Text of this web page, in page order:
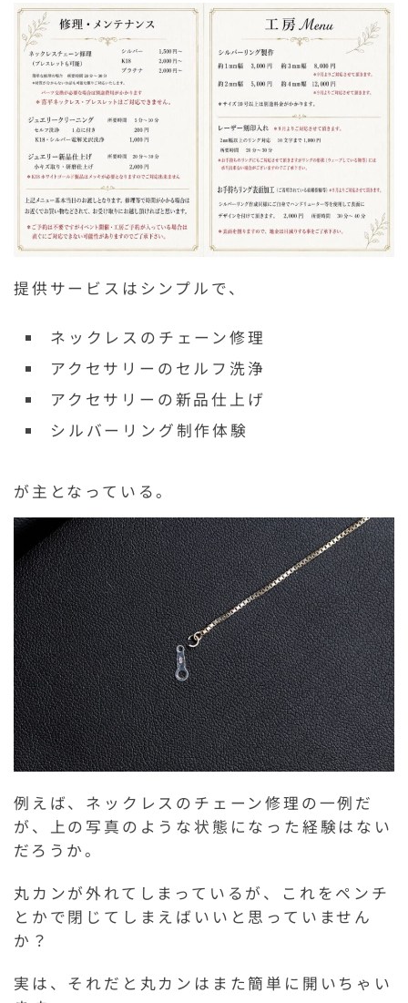
提供サービスはシンプルで、
ネックレスのチェーン修理
アクセサリーのセルフ洗浄
アクセサリーの新品仕上げ
シルバーリング制作体験
が主となっている。
例えば、ネックレスのチェーン修理の一例だ
が、上の写真のような状態になった経験はない
だろうか。
丸カンが外れてしまっているが、これをペンチ
とかで閉じてしまえばいいと思っていません
か？
実は、それだと丸カンはまた簡単に開いちゃい